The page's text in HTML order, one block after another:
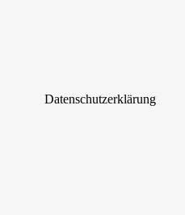
Datenschutzerklärung